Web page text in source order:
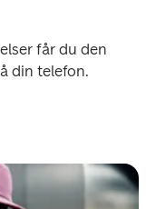
får du den
din telefon.